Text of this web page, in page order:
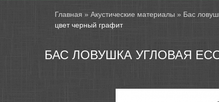
Главная » Акустические материалы » Бас
цвет черный графит
БАС ЛОВУШКА УГЛОВАЯ